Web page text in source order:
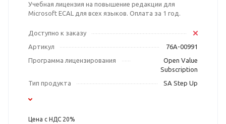
Учебная лицензия на повышение редакции для
Microsoft ECAL для всех языков. Оплата за 1 год.
Доступно к заказу
Артикул
76A-00991
Программа лицензирования
Open Value
Subscription
Тип продукта
SA Step Up
Цена с НДС 20%